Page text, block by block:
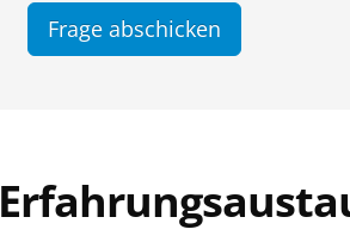
Frage abschicken